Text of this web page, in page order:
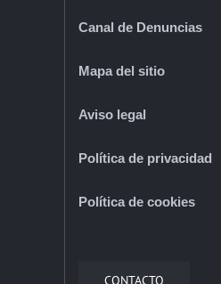
Canal de Denuncias
Mapa del sitio
Aviso legal
Política de privacidad
Política de cookies